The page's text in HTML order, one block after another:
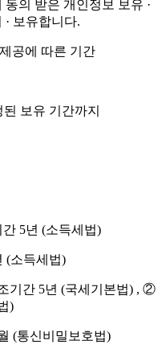
의 받은 개인정보 보유 ·
보유합니다.
공에 따른 기간
보유 기간까지
5년 (소득세법)
(소득세법)
기간 5년 (국세기본법) , ②
)
(통신비밀보호법)